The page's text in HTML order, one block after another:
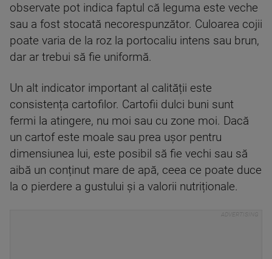
observate pot indica faptul că leguma este veche
sau a fost stocată necorespunzător. Culoarea cojii
poate varia de la roz la portocaliu intens sau brun,
dar ar trebui să fie uniformă.
Un alt indicator important al calității este
consistența cartofilor. Cartofii dulci buni sunt
fermi la atingere, nu moi sau cu zone moi. Dacă
un cartof este moale sau prea ușor pentru
dimensiunea lui, este posibil să fie vechi sau să
aibă un conținut mare de apă, ceea ce poate duce
la o pierdere a gustului și a valorii nutriționale.